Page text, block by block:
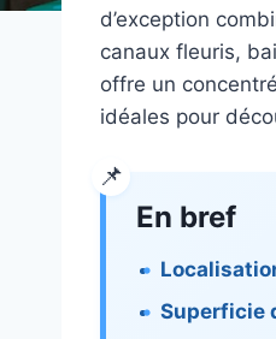
d’exception
canaux fleuris,
offre un
idéales pour
En bref
Superficie